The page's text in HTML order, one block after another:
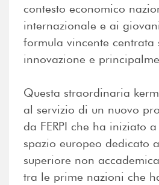
contesto economico
internazionale e ai
formula vincente centrata
innovazione e
Questa straordinaria
al servizio di un nuovo
da FERPI che ha iniziato
spazio europeo dedicato
superiore non
tra le prime nazioni che